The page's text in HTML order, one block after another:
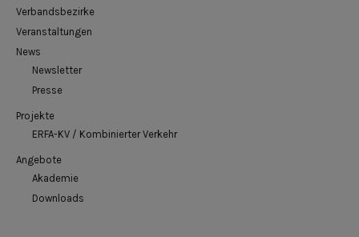
Verbandsbezirke
Veranstaltungen
News
Newsletter
Presse
Projekte
ERFA-KV / Kombinierter Verkehr
Angebote
Akademie
Downloads